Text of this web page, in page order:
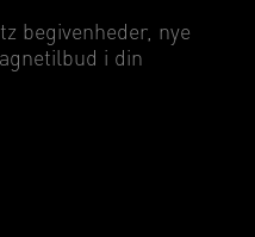
begivenheder, nye
i din